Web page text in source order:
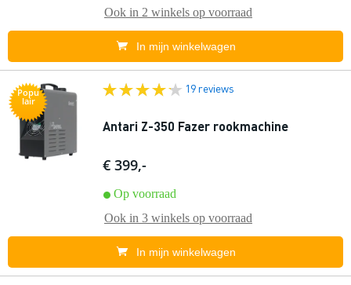
Ook in 2 winkels op voorraad
In mijn winkelwagen
Popu
lair
19 reviews
Antari Z-350 Fazer rookmachine
€ 399,-
Op voorraad
Ook in 3 winkels op voorraad
In mijn winkelwagen